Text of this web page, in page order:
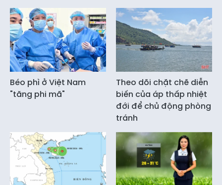
Béo phì ở Việt Nam
"tăng phi mã"
Theo dõi chặt chẽ diễn
biến của áp thấp nhiệt
đới để chủ động phòng
tránh